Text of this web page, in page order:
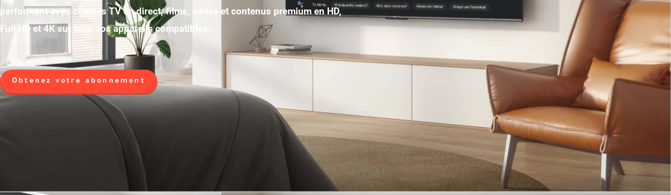
performant avec chaînes TV en direct, films, séries et contenus premium en HD,
Full HD et 4K sur tous vos appareils compatibles.
Obtenez votre abonnement